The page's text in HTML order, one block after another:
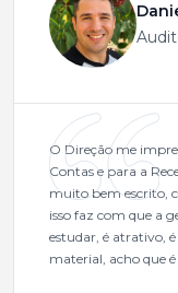
O Direção me
Contas e para a
muito bem escrito,
isso faz com que a
estudar, é atrativo,
material, acho que é